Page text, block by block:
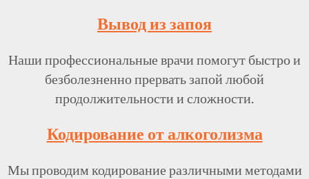
Вывод из запоя
Наши профессиональные врачи помогут быстро и
безболезненно прервать запой любой
продолжительности и сложности.
Кодирование от алкоголизма
Мы проводим кодирование различными методами